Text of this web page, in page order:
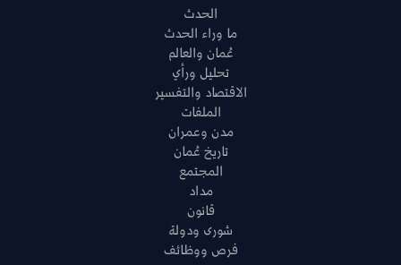
الحدث
ما وراء الحدث
عُمان والعالم
تحليل ورأي
الاقتصاد والتفسير
الملفات
مدن وعمران
تاريخ عُمان
المجتمع
مداد
قانون
شورى ودولة
فرص ووظائف